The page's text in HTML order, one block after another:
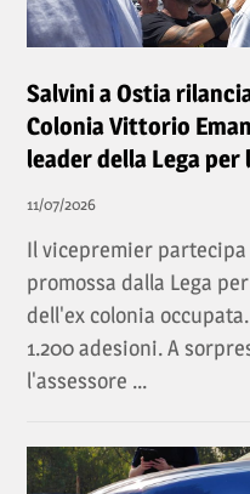
Salvini a Ostia
Colonia Vittorio
leader della Lega per
11/07/2026
Il vicepremier
promossa dalla Lega
dell'ex colonia
1.200 adesioni. A
l'assessore ...